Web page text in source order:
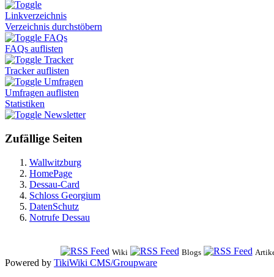
Linkverzeichnis
Verzeichnis durchstöbern
FAQs
FAQs auflisten
Tracker
Tracker auflisten
Umfragen
Umfragen auflisten
Statistiken
Newsletter
Zufällige Seiten
Wallwitzburg
HomePage
Dessau-Card
Schloss Georgium
DatenSchutz
Notrufe Dessau
Wiki Blogs
Powered by TikiWiki CMS/Groupware